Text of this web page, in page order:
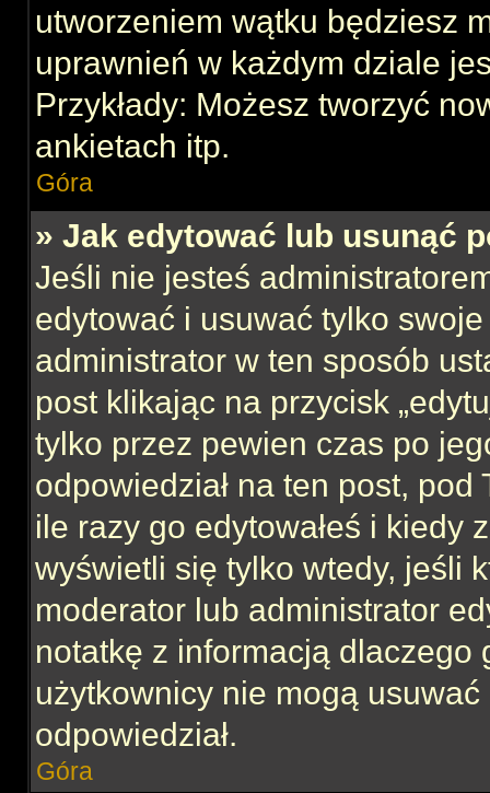
utworzeniem wątku będziesz
uprawnień w każdym dziale
Przykłady: Możesz tworzyć
ankietach itp.
Góra
» Jak edytować lub usunąć
Jeśli nie jesteś
edytować i usuwać tylko
administrator w ten sposób
post klikając na przycisk
tylko przez pewien czas po
odpowiedział na ten post,
ile razy go edytowałeś i kiedy
wyświetli się tylko wtedy, jeśli
moderator lub administrator
notatkę z informacją
użytkownicy nie mogą
odpowiedział.
Góra